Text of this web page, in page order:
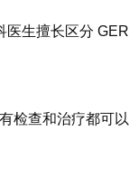
生擅长区分
查和治疗都可